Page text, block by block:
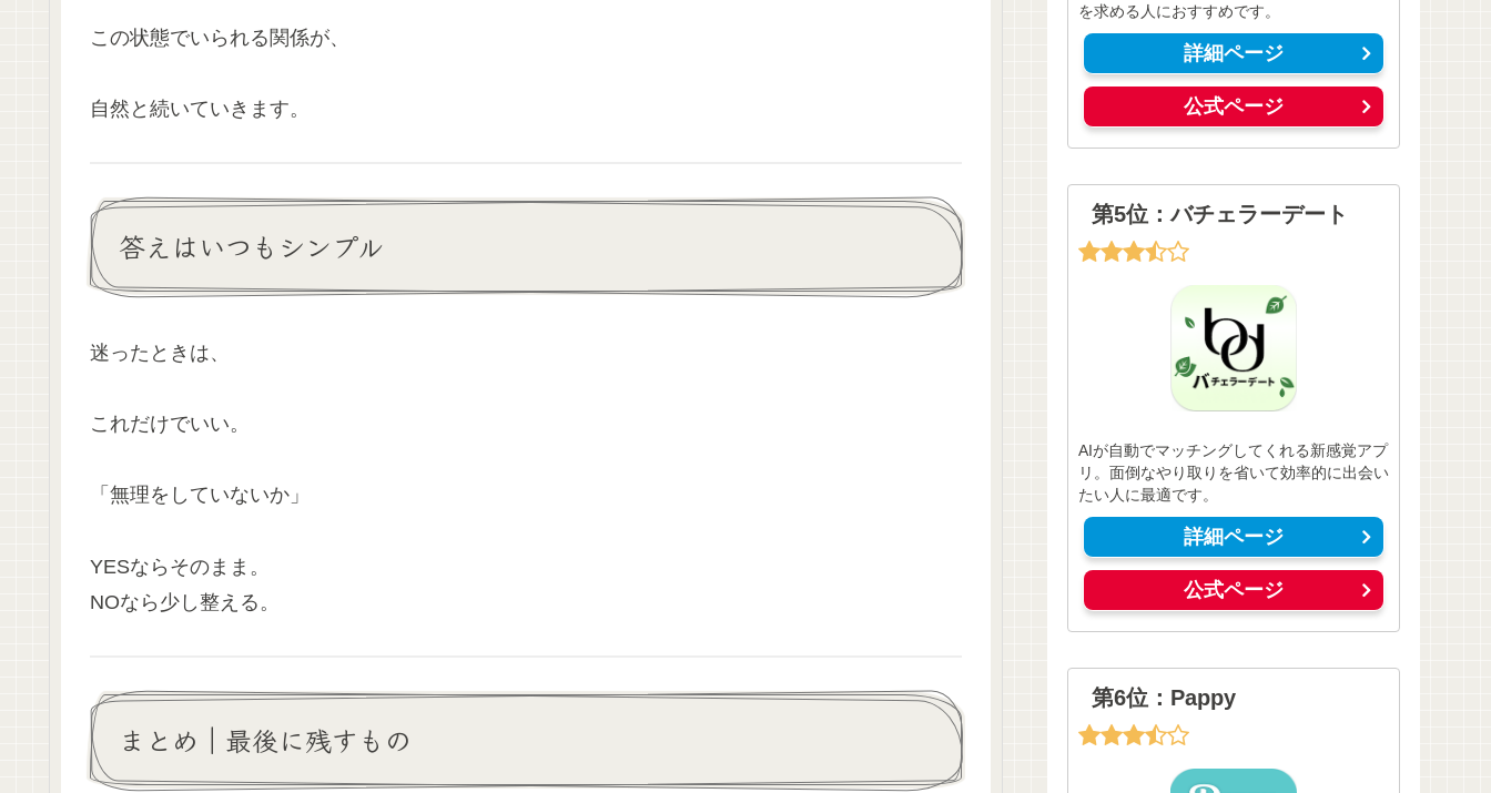
この状態でいられる関係が、
自然と続いていきます。
答えはいつもシンプル
迷ったときは、
これだけでいい。
「無理をしていないか」
YESならそのまま。
NOなら少し整える。
まとめ｜最後に残すもの
を求める人におすすめです。
詳細ページ
公式ページ
第5位：バチェラーデート
AIが自動でマッチングしてくれる新感覚アプ
リ。面倒なやり取りを省いて効率的に出会い
たい人に最適です。
詳細ページ
公式ページ
第6位：Pappy